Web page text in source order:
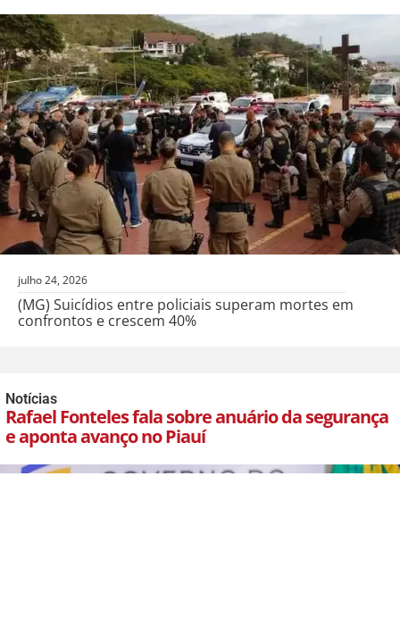
julho 24, 2026
(MG) Suicídios entre policiais superam mortes em
confrontos e crescem 40%
Notícias
Rafael Fonteles fala sobre anuário da segurança
e aponta avanço no Piauí